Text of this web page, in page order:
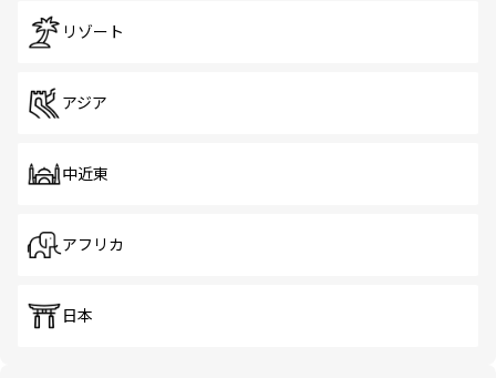
リゾート
アジア
中近東
アフリカ
日本